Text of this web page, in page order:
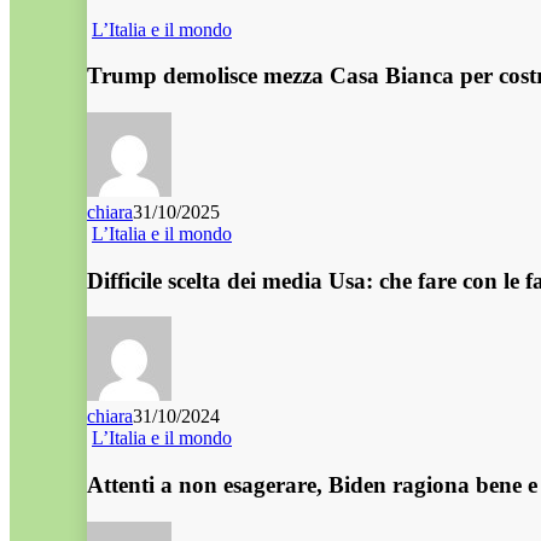
L’Italia e il mondo
Trump demolisce mezza Casa Bianca per
chiara31/10/2025
L’Italia e il mondo
Difficile scelta dei media Usa: che fare con le
chiara31/10/2024
L’Italia e il mondo
Attenti a non esagerare, Biden ragiona bene